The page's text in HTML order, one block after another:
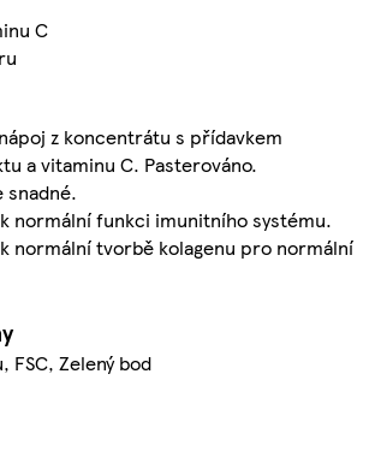
C
z koncentrátu s přídavkem
a vitaminu C. Pasterováno.
normální funkci imunitního systému.
normální tvorbě kolagenu pro normální
FSC, Zelený bod